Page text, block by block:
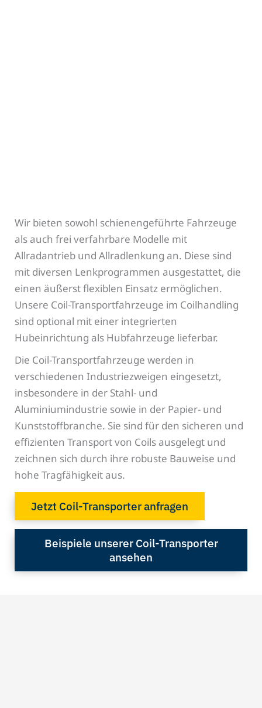
Wir bieten sowohl schienengeführte Fahrzeuge
als auch frei verfahrbare Modelle mit
Allradantrieb und Allradlenkung an. Diese sind
mit diversen Lenkprogrammen ausgestattet, die
einen äußerst flexiblen Einsatz ermöglichen.
Unsere Coil-Transportfahrzeuge im Coilhandling
sind optional mit einer integrierten
Hubeinrichtung als Hubfahrzeuge lieferbar.
Die Coil-Transportfahrzeuge werden in
verschiedenen Industriezweigen eingesetzt,
insbesondere in der Stahl- und
Aluminiumindustrie sowie in der Papier- und
Kunststoffbranche. Sie sind für den sicheren und
effizienten Transport von Coils ausgelegt und
zeichnen sich durch ihre robuste Bauweise und
hohe Tragfähigkeit aus.
Jetzt Coil-Transporter anfragen
Beispiele unserer Coil-Transporter
ansehen